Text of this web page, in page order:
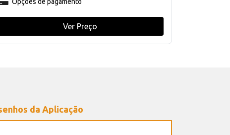
Ver Preço
da Aplicação